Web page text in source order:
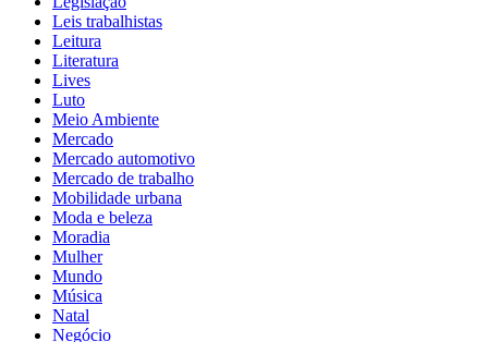
Leis trabalhistas
Leitura
Literatura
Lives
Luto
Meio Ambiente
Mercado
Mercado automotivo
Mercado de trabalho
Mobilidade urbana
Moda e beleza
Moradia
Mulher
Mundo
Música
Natal
Negócio